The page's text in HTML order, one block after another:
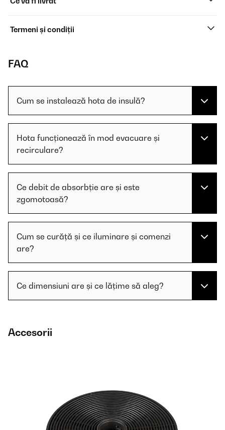
Termeni și condiții
FAQ
Cum se instalează hota de insulă?
Hota funcționează în mod evacuare și
recirculare?
Ce debit de absorbție are și este
zgomotoasă?
Cum se curăță și ce iluminare și comenzi
are?
Ce dimensiuni are și ce lățime să aleg?
Accesorii